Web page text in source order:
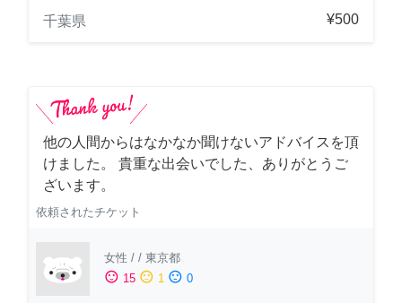
千葉県
¥500
他の人間からはなかなか聞けないアドバイスを頂
けました。 貴重な出会いでした、ありがとうご
ざいます。
依頼されたチケット
女性 / / 東京都
sentiment_satisfied 15 sentiment_neutral 1 sentiment_dissatisfied 0